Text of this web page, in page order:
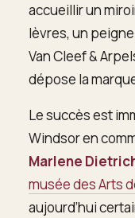
accueillir un
lèvres, un
Van Cleef &
dépose la
Le succès est
Windsor en
Marlene
musée des Arts
aujourd’hui